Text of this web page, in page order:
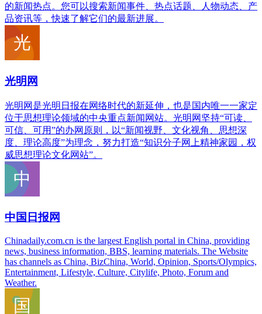
的新闻热点。您可以搜索新闻事件、热点话题、人物动态、产
品资讯等，快速了解它们的最新进展。
光明网
光明网是光明日报在网络时代的新延伸，也是国内唯一一家定
位于思想理论领域的中央重点新闻网站。光明网坚持“可读、
可信、可用”的办网原则，以“新闻视野、文化视角、思想深
度、理论高度”为理念，努力打造“知识分子网上精神家园，权
威思想理论文化网站”。
中国日报网
Chinadaily.com.cn is the largest English portal in China, providing
news, business information, BBS, learning materials. The Website
has channels as China, BizChina, World, Opinion, Sports/Olympics,
Entertainment, Lifestyle, Culture, Citylife, Photo, Forum and
Weather.